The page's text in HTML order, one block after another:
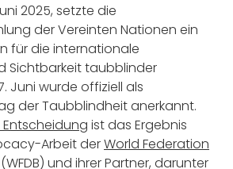
2025, setzte die
der Vereinten Nationen ein
für die internationale
Sichtbarkeit taubblinder
Juni wurde offiziell als
der Taubblindheit anerkannt.
ist das Ergebnis
Arbeit derWorld Federation
(WFDB) und ihrer Partner, darunter